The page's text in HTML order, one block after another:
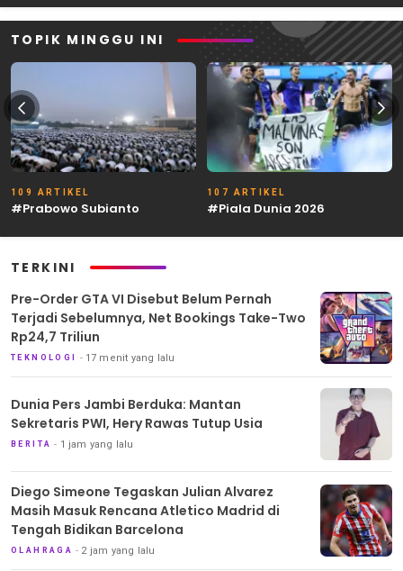
TOPIK MINGGU INI
109 ARTIKEL
#Prabowo Subianto
107 ARTIKEL
#Piala Dunia 2026
TERKINI
Pre-Order GTA VI Disebut Belum Pernah
Terjadi Sebelumnya, Net Bookings Take-Two
Rp24,7 Triliun
TEKNOLOGI 17 menit yang lalu
Dunia Pers Jambi Berduka: Mantan
Sekretaris PWI, Hery Rawas Tutup Usia
BERITA 1 jam yang lalu
Diego Simeone Tegaskan Julian Alvarez
Masih Masuk Rencana Atletico Madrid di
Tengah Bidikan Barcelona
OLAHRAGA 2 jam yang lalu